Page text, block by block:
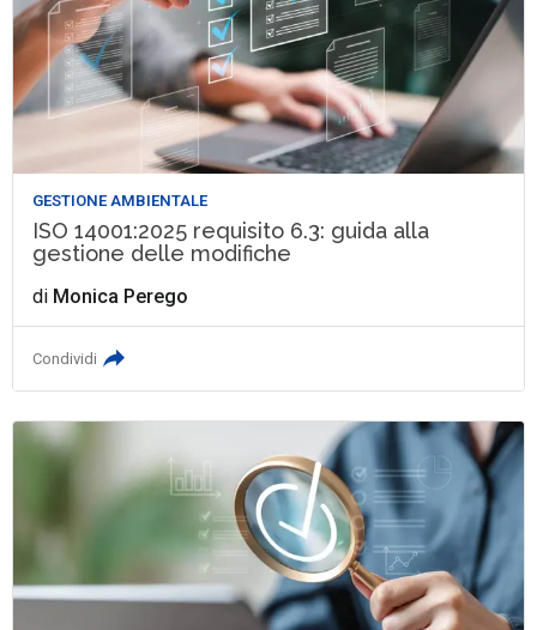
GESTIONE AMBIENTALE
ISO 14001:2025 requisito 6.3: guida alla
gestione delle modifiche
di Monica Perego
Condividi